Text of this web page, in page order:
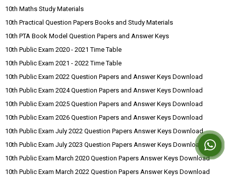
10th Maths Study Materials
10th Practical Question Papers Books and Study Materials
10th PTA Book Model Question Papers and Answer Keys
10th Public Exam 2020 - 2021 Time Table
10th Public Exam 2021 - 2022 Time Table
10th Public Exam 2022 Question Papers and Answer Keys Download
10th Public Exam 2024 Question Papers and Answer Keys Download
10th Public Exam 2025 Question Papers and Answer Keys Download
10th Public Exam 2026 Question Papers and Answer Keys Download
10th Public Exam July 2022 Question Papers Answer Keys Download
10th Public Exam July 2023 Question Papers Answer Keys Download
10th Public Exam March 2020 Question Papers Answer Keys Download
10th Public Exam March 2022 Question Papers Answer Keys Download